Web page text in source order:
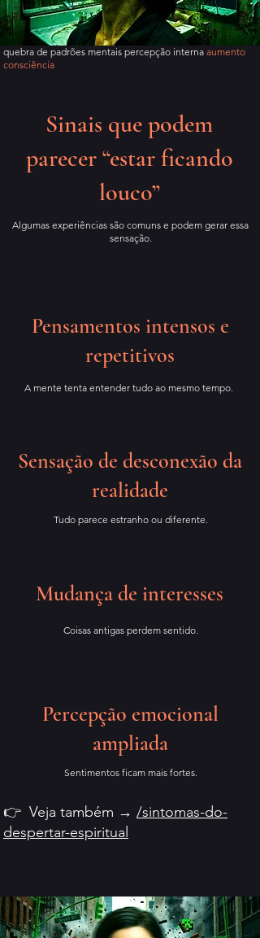
quebra de padrões mentais percepção interna aumento
consciência
Sinais que podem
parecer “estar ficando
louco”
Algumas experiências são comuns e podem gerar essa
sensação.
Pensamentos intensos e
repetitivos
A mente tenta entender tudo ao mesmo tempo.
Sensação de desconexão da
realidade
Tudo parece estranho ou diferente.
Mudança de interesses
Coisas antigas perdem sentido.
Percepção emocional
ampliada
Sentimentos ficam mais fortes.
👉 Veja também → /sintomas-do-
despertar-espiritual